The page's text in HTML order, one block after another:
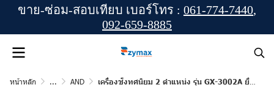
ขาย-ซ่อม-สอบเทียบ เบอร์โทร : 061-774-7440,
092-659-8885
หน้าหลัก ... AND เครื่องชั่งทศนิยม 2 ตำแหน่ง รุ่น GX-3002A ยี่ห้อ AND